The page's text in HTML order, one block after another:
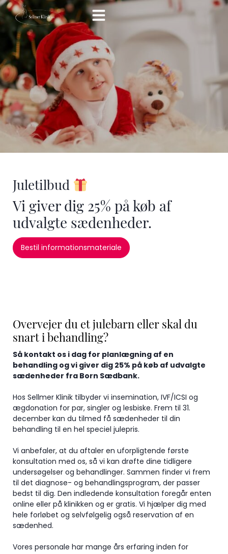
Hop
indholdet
Juletilbud
Vi giver dig 25% på køb af
udvalgte sædenheder.
Bestil informationsmateriale
Overvejer du et julebarn eller skal du
snart i behandling?
Så kontakt os i dag for planlægning af en
behandling og vi giver dig 25% på køb af udvalgte
sædenheder fra Born Sædbank.
Hos Sellmer Klinik tilbyder vi insemination, IVF/ICSI og
ægdonation for par, singler og lesbiske. Frem til 31.
december kan du tilmed få sædenheder til din
behandling til en hel speciel julepris.
Vi anbefaler, at du aftaler en uforpligtende første
konsultation med os, så vi kan drøfte dine tidligere
undersøgelser og behandlinger. Sammen finder vi frem
til det diagnose- og behandlingsprogram, der passer
bedst til dig. Den indledende konsultation foregår enten
online eller på klinikken og er gratis. Vi hjælper dig med
hele forløbet og selvfølgelig også reservation af en
sædenhed.
Vores personale har mange års erfaring inden for